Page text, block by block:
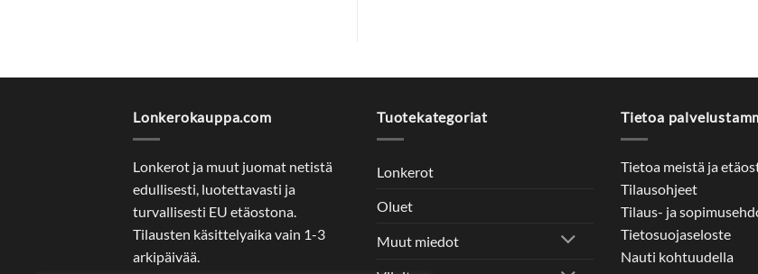
Lonkerokauppa.com
Lonkerot ja muut juomat netistä
edullisesti, luotettavasti ja
turvallisesti EU etäostona.
Tilausten käsittelyaika vain 1-3
arkipäivää.
Tuotekategoriat
Lonkerot
Oluet
Muut miedot
Tietoa
Tietoa meistä ja
Tilausohjeet
Tilaus- ja
Tietosuojaseloste
Nauti kohtuudella